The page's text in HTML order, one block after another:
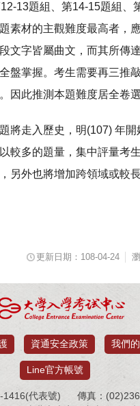
13題組、第14-15題組、
素材的主觀難度最高者，
文字皆屬曲文，而其所傳
盤掌握。考生需要再三推
因此推測本題難度居全卷選
將走入歷史，明(107) 年開
較多的題量，集中評量考
另外也將增加跨領域或較
更新日期：108-04-24
資通安全政策 我們
Line官方帳號
1416(代表號)
傳真：